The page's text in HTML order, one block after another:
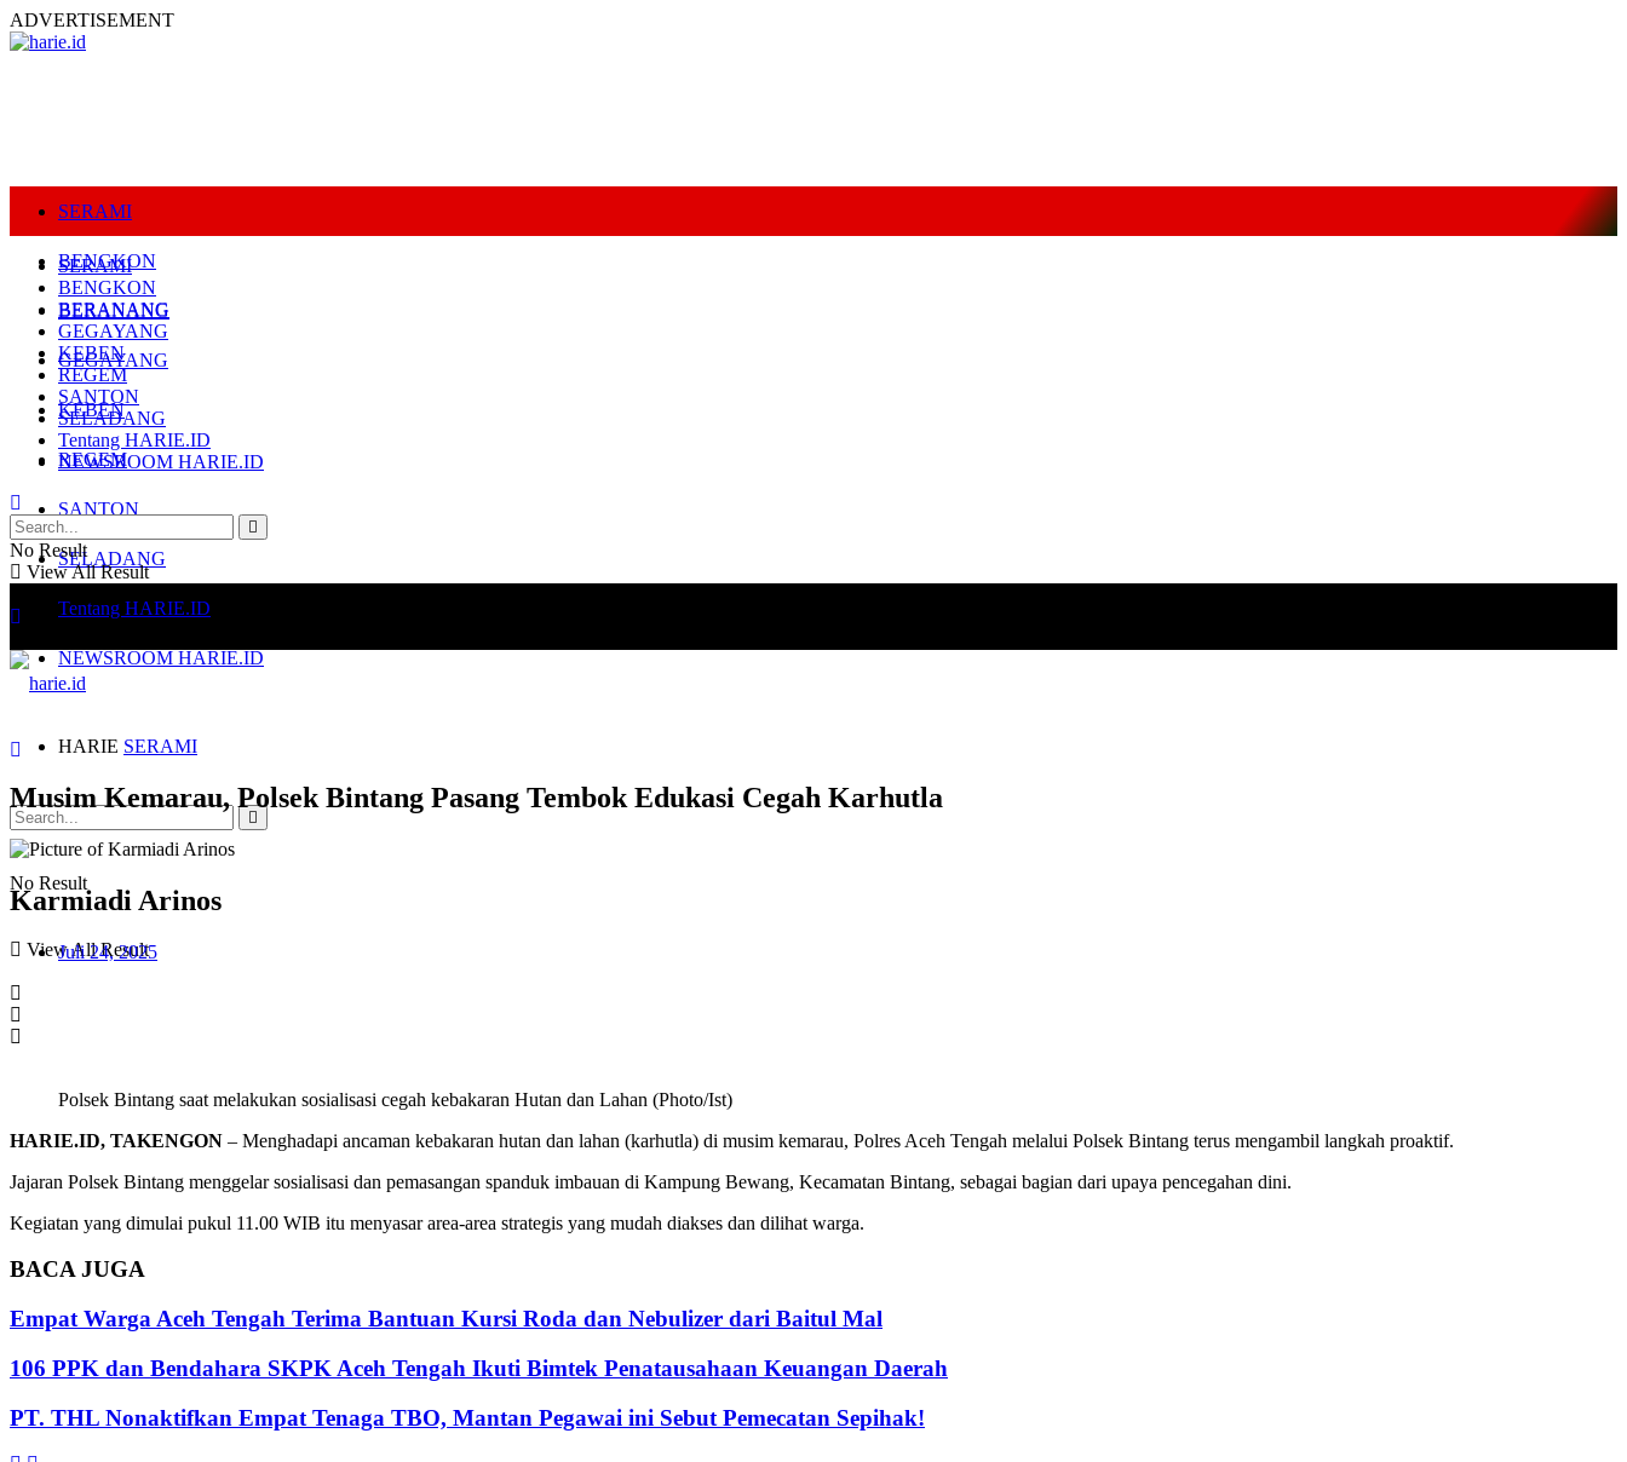
ADVERTISEMENT
SERAMI
BENGKON
BERANANG
GEGAYANG
KEBEN
REGEM
SANTON
SELADANG
Tentang HARIE.ID
NEWSROOM HARIE.ID
SERAMI
BENGKON
BERANANG
GEGAYANG
KEBEN
REGEM
SANTON
SELADANG
Tentang HARIE.ID
NEWSROOM HARIE.ID
No Result
View All Result
No Result
View All Result
HARIE SERAMI
Musim Kemarau, Polsek Bintang Pasang Tembok Edukasi Cegah Karhutla
Karmiadi Arinos
Juli 24, 2025
Polsek Bintang saat melakukan sosialisasi cegah kebakaran Hutan dan Lahan (Photo/Ist)
HARIE.ID, TAKENGON – Menghadapi ancaman kebakaran hutan dan lahan (karhutla) di musim kemarau, Polres Aceh Tengah melalui Polsek Bintang terus mengambil langkah proaktif.
Jajaran Polsek Bintang menggelar sosialisasi dan pemasangan spanduk imbauan di Kampung Bewang, Kecamatan Bintang, sebagai bagian dari upaya pencegahan dini.
Kegiatan yang dimulai pukul 11.00 WIB itu menyasar area-area strategis yang mudah diakses dan dilihat warga.
BACAJUGA
Empat Warga Aceh Tengah Terima Bantuan Kursi Roda dan Nebulizer dari Baitul Mal
106 PPK dan Bendahara SKPK Aceh Tengah Ikuti Bimtek Penatausahaan Keuangan Daerah
PT. THL Nonaktifkan Empat Tenaga TBO, Mantan Pegawai ini Sebut Pemecatan Sepihak!